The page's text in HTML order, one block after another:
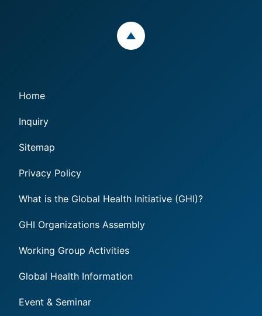
Home
Inquiry
Sitemap
Privacy Policy
What is the Global Health Initiative (GHI)?
GHI Organizations Assembly
Working Group Activities
Global Health Information
Event & Seminar